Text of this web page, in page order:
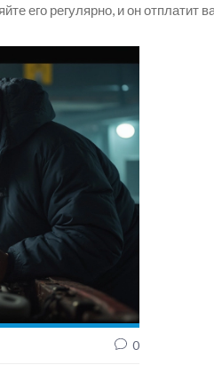
его регулярно, и он отплатит
0